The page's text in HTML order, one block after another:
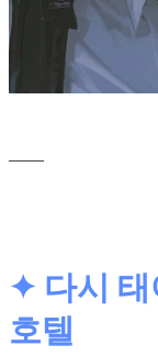
✦ 다시 태
호텔